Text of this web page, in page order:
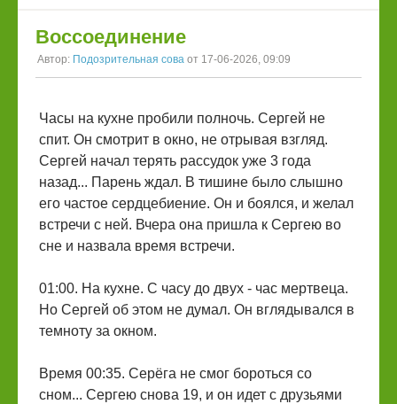
Воссоединение
Автор: Подозрительная сова от 17-06-2026, 09:09
Часы на кухне пробили полночь. Сергей не
спит. Он смотрит в окно, не отрывая взгляд.
Сергей начал терять рассудок уже 3 года
назад... Парень ждал. В тишине было слышно
его частое сердцебиение. Он и боялся, и желал
встречи с ней. Вчера она пришла к Сергею во
сне и назвала время встречи.
01:00. На кухне. С часу до двух - час мертвеца.
Но Сергей об этом не думал. Он вглядывался в
темноту за окном.
Время 00:35. Серёга не смог бороться со
сном... Сергею снова 19, и он идет с друзьями